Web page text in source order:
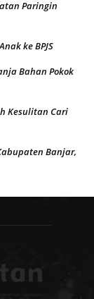
Paringin
ke BPJS
Bahan Pokok
Kesulitan Cari
Banjar,